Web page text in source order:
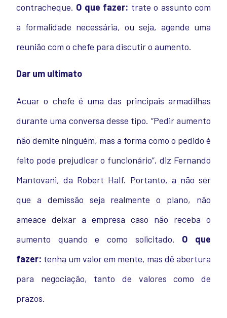
contracheque. O que fazer: trate o assunto com
a formalidade necessária, ou seja, agende uma
reunião com o chefe para discutir o aumento.
Dar um ultimato
Acuar o chefe é uma das principais armadilhas
durante uma conversa desse tipo. “Pedir aumento
não demite ninguém, mas a forma como o pedido é
feito pode prejudicar o funcionário”, diz Fernando
Mantovani, da Robert Half. Portanto, a não ser
que a demissão seja realmente o plano, não
ameace deixar a empresa caso não receba o
aumento quando e como solicitado. O que
fazer: tenha um valor em mente, mas dê abertura
para negociação, tanto de valores como de
prazos.